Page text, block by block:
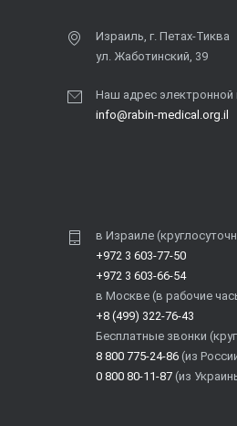
Израиль, г. Петах-Тиква
ул. Жаботинский, 39
Наш адрес электронной
info@rabin-medical.org.il
в Израиле
+972 3 603-77-50
+972 3 603-66-54
в Москве (в рабочие
+8 (499) 322-76-43
Бесплатные звонки
8 800 775-24-86 (из
0 800 80-11-87 (из